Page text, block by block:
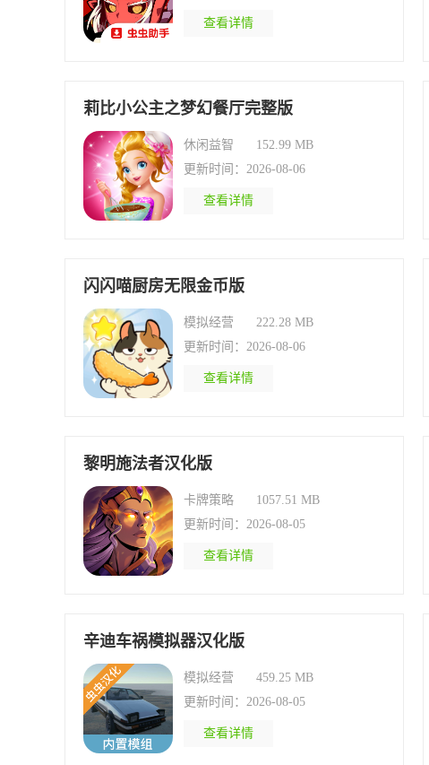
查看详情
莉比小公主之梦幻餐厅完整版
休闲益智
152.99 MB
更新时间：2026-08-06
查看详情
闪闪喵厨房无限金币版
模拟经营
222.28 MB
更新时间：2026-08-06
查看详情
黎明施法者汉化版
卡牌策略
1057.51 MB
更新时间：2026-08-05
查看详情
辛迪车祸模拟器汉化版
模拟经营
459.25 MB
更新时间：2026-08-05
查看详情